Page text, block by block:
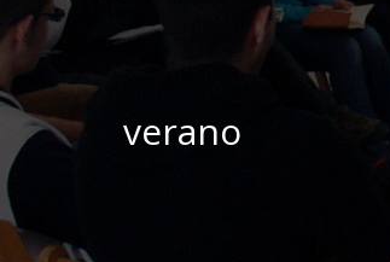
verano